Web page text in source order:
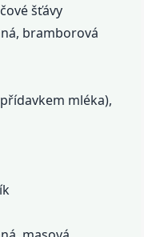
šťávy
bramborová
mléka),